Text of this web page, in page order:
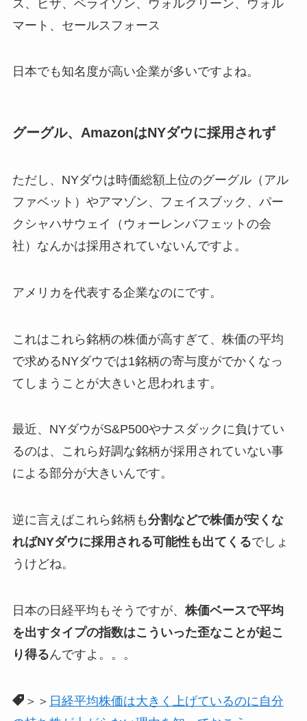
ス、ビザ、ベライゾン、ウォルグリーン、ウォル
マート、セールスフォース
日本でも知名度が高い企業が多いですよね。
グーグル、AmazonはNYダウに採用されず
ただし、NYダウは時価総額上位のグーグル（アル
ファベット）やアマゾン、フェイスブック、パー
クシャハサウェイ（ウォーレンバフェットの会
社）なんかは採用されていないんですよ。
アメリカを代表する企業なのにです。
これはこれら銘柄の株価が高すぎて、株価の平均
で求めるNYダウでは1銘柄の寄与度がでかくなっ
てしまうことが大きいと思われます。
最近、NYダウがS&P500やナスダックに負けてい
るのは、これら好調な銘柄が採用されていない事
による部分が大きいんです。
逆に言えばこれら銘柄も分割などで株価が安くな
ればNYダウに採用される可能性も出てくるでしょ
うけどね。
日本の日経平均もそうですが、 株価ベースで平均
を出すタイプの指数はこういった歪なことが起こ
り得るんですよ。。。
＞＞ 日経平均株価は大きく上げているのに自分